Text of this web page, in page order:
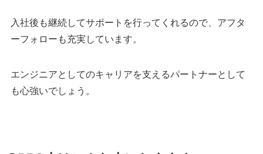
入社後も継続してサポートを行ってくれるので、アフタ
ーフォローも充実しています。
エンジニアとしてのキャリアを支えるパートナーとして
も心強いでしょう。